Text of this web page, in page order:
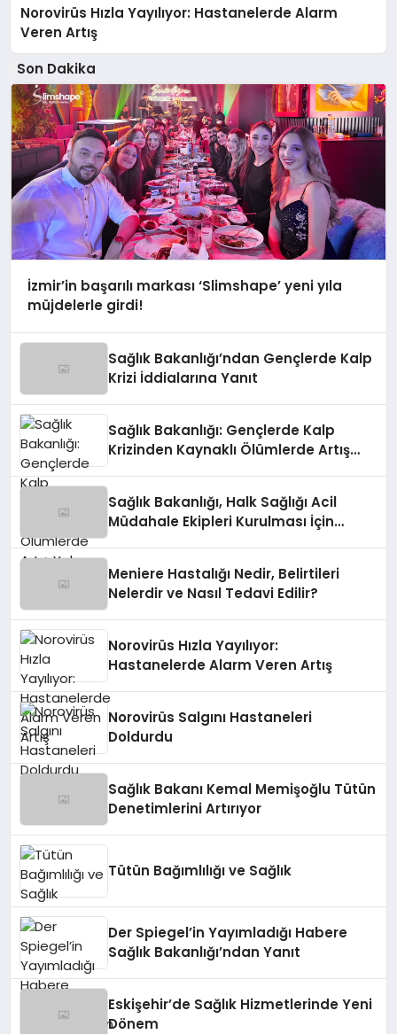
Norovirüs Hızla Yayılıyor: Hastanelerde Alarm
Veren Artış
Son Dakika
İzmir’in başarılı markası ‘Slimshape’ yeni yıla
müjdelerle girdi!
Sağlık Bakanlığı’ndan Gençlerde Kalp
Krizi İddialarına Yanıt
Sağlık Bakanlığı: Gençlerde Kalp
Krizinden Kaynaklı Ölümlerde Artış
Sağlık Bakanlığı, Halk Sağlığı Acil
Müdahale Ekipleri Kurulması İçin
Meniere Hastalığı Nedir, Belirtileri
Nelerdir ve Nasıl Tedavi Edilir?
Norovirüs Hızla Yayılıyor:
Hastanelerde Alarm Veren Artış
Norovirüs Salgını Hastaneleri
Doldurdu
Sağlık Bakanı Kemal Memişoğlu Tütün
Denetimlerini Artırıyor
Tütün Bağımlılığı ve Sağlık
Der Spiegel’in Yayımladığı Habere
Sağlık Bakanlığı’ndan Yanıt
Eskişehir’de Sağlık Hizmetlerinde Yeni
Dönem